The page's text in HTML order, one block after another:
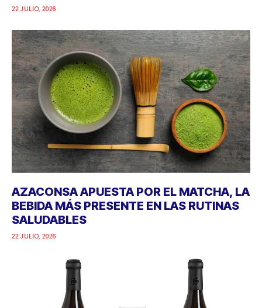
22 JULIO, 2026
AZACONSA APUESTA POR EL MATCHA, LA
BEBIDA MÁS PRESENTE EN LAS RUTINAS
SALUDABLES
22 JULIO, 2026